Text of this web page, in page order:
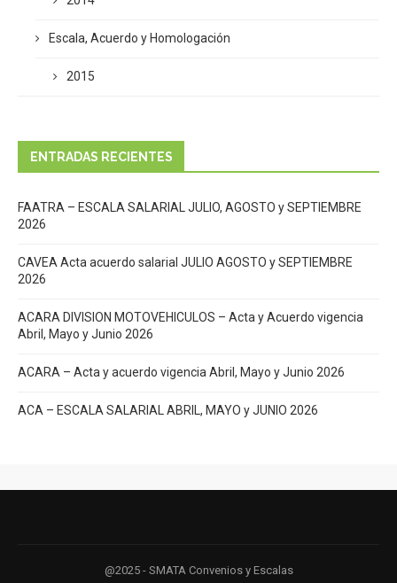
Escala, Acuerdo y Homologación
2015
ENTRADAS RECIENTES
FAATRA – ESCALA SALARIAL JULIO, AGOSTO y SEPTIEMBRE
2026
CAVEA Acta acuerdo salarial JULIO AGOSTO y SEPTIEMBRE
2026
ACARA DIVISION MOTOVEHICULOS – Acta y Acuerdo vigencia
Abril, Mayo y Junio 2026
ACARA – Acta y acuerdo vigencia Abril, Mayo y Junio 2026
ACA – ESCALA SALARIAL ABRIL, MAYO y JUNIO 2026
@2025 - SMATA Convenios y Escalas